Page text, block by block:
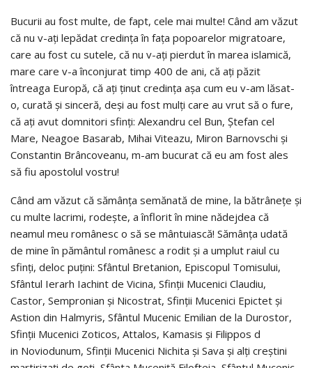
Bucurii au fost multe, de fapt, cele mai multe! Când am văzut
că nu v-ați lepădat credința în fața popoarelor migratoare,
care au fost cu sutele, că nu v-ați pierdut în marea islamică,
mare care v-a înconjurat timp 400 de ani, că ați păzit
întreaga Europă, că ați ținut credința așa cum eu v-am lăsat-
o, curată și sinceră, deși au fost mulți care au vrut să o fure,
că ați avut domnitori sfinți: Alexandru cel Bun, Ștefan cel
Mare, Neagoe Basarab, Mihai Viteazu, Miron Barnovschi și
Constantin Brâncoveanu, m-am bucurat că eu am fost ales
să fiu apostolul vostru!
Când am văzut că sămânța semănată de mine, la bătrânețe și
cu multe lacrimi, rodește, a înflorit în mine nădejdea că
neamul meu românesc o să se mântuiască! Sămânța udată
de mine în pământul românesc a rodit și a umplut raiul cu
sfinți, deloc puțini: Sfântul Bretanion, Episcopul Tomisului,
Sfântul Ierarh Iachint de Vicina, Sfinţii Mucenici Claudiu,
Castor, Sempronian şi Nicostrat, Sfinţii Mucenici Epictet şi
Astion din Halmyris, Sfântul Mucenic Emilian de la Durostor,
Sfinții Mucenici Zoticos, Attalos, Kamasis şi Filippos d
in Noviodunum, Sfinții Mucenici Nichita şi Sava şi alţi creştini